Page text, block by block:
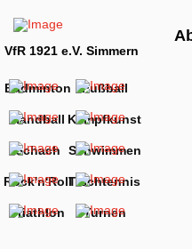
VfR 1921 e.V. Simmern
Badminton Fußball
Handball Kampfkunst
Schach Schwimmen
Rock'n'RollTischtennis
Triathlon Turnen